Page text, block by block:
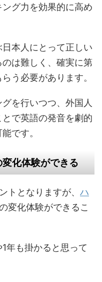
グ力を効果的に高め
本人にとって正しい
は難しく、確実に第
う必要があります。
を行いつつ、外国人
で英語の発音を劇的
です。
化体験ができる
トとなりますが、 ハ
変化体験ができるこ
年も掛かると思って